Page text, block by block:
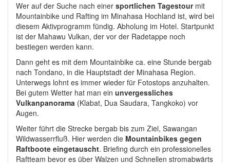
Wer auf der Suche nach einer sportlichen Tagestourmit
Mountainbike und Rafting im Minahasa Hochland ist, wird bei
diesem Aktivprogramm fündig. Abholung im Hotel. Startpunkt
ist der Mahawu Vulkan, der vor der Radetappe noch
bestiegen werden kann.
Dann geht es mit dem Mountainbike ca. eine Stunde bergab
nach Tondano, in die Hauptstadt der Minahasa Region.
Unterwegs lohnt es immer wieder für Fotostops anzuhalten.
Bei gutem Wetter hat man ein unvergessliches
Vulkanpanorama (Klabat, Dua Saudara, Tangkoko) vor
Augen.
Weiter führt die Strecke bergab bis zum Ziel, Sawangan
Wildwasserrfluß. Hier werden die Mountainbikes gegen
Raftboote eingetauscht. Briefing durch ein professionelles
Raftteam bevor es über Walzen und Schnellen stromabwärts